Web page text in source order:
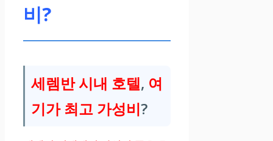
비?
세렘반 시내 호텔, 여
기가 최고 가성비?